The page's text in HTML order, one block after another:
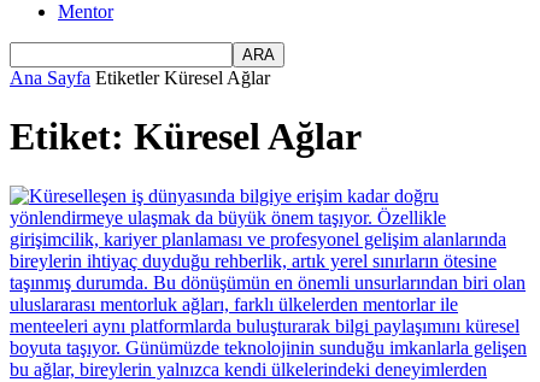
Mentor
Ana Sayfa Etiketler Küresel Ağlar
Etiket: Küresel Ağlar